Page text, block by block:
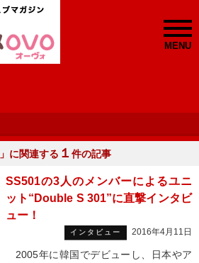
MENU
」に関連する １ 件の記事
SS501の3人のメンバーによるユニ
ット“Double S 301”に直撃インタビ
ュー！
インタビュー 2016年4月11日
2005年に韓国でデビューし、日本やア